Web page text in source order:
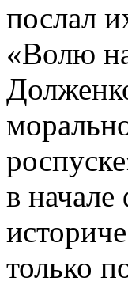
послал
«Волю
в
только